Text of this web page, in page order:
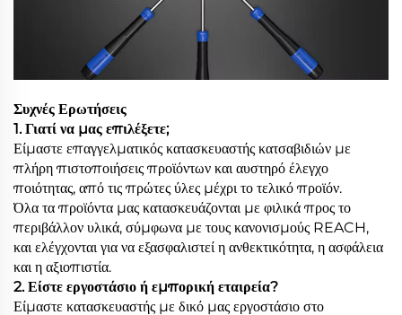
Συχνές Ερωτήσεις
1. Γιατί να μας επιλέξετε;
Είμαστε επαγγελματικός κατασκευαστής κατσαβιδιών με
πλήρη πιστοποιήσεις προϊόντων και αυστηρό έλεγχο
ποιότητας, από τις πρώτες ύλες μέχρι το τελικό προϊόν.
Όλα τα προϊόντα μας κατασκευάζονται με φιλικά προς το
περιβάλλον υλικά, σύμφωνα με τους κανονισμούς REACH,
και ελέγχονται για να εξασφαλιστεί η ανθεκτικότητα, η ασφάλεια
και η αξιοπιστία.
2. Είστε εργοστάσιο ή εμπορική εταιρεία?
Είμαστε κατασκευαστής με δικό μας εργοστάσιο στο